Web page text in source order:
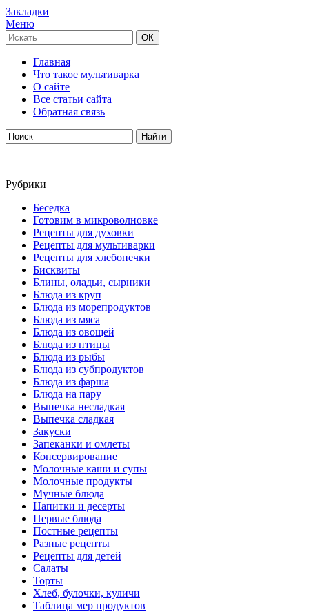
Закладки
Меню
Главная
Что такое мультиварка
О сайте
Все статьи сайта
Обратная связь
Рубрики
Беседка
Готовим в микроволновке
Рецепты для духовки
Рецепты для мультиварки
Рецепты для хлебопечки
Бисквиты
Блины, оладьи, сырники
Блюда из круп
Блюда из морепродуктов
Блюда из мяса
Блюда из овощей
Блюда из птицы
Блюда из рыбы
Блюда из субпродуктов
Блюда из фарша
Блюда на пару
Выпечка несладкая
Выпечка сладкая
Закуски
Запеканки и омлеты
Консервирование
Молочные каши и супы
Молочные продукты
Мучные блюда
Напитки и десерты
Первые блюда
Постные рецепты
Разные рецепты
Рецепты для детей
Салаты
Торты
Хлеб, булочки, куличи
Таблица мер продуктов